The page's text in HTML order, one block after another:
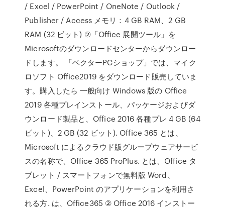
/ Excel / PowerPoint / OneNote / Outlook /
Publisher / Access メモリ：4 GB RAM、2 GB
RAM (32 ビット) ②「Office 展開ツール」を
Microsoftのダウンロードセンターからダウンロー
ドします。 「ベクターPCショップ」では、マイク
ロソフト Office2019 をダウンロード販売していま
す。購入したら 一般向け Windows 版の Office
2019 各種プレインストール、パッケージおよびダ
ウンロード製品と、Office 2016 各種プレ 4 GB (64
ビット)、2 GB (32 ビット). Office 365 とは、
Microsoft によるクラウド版グループウェアサービ
スの名称で、Office 365 ProPlus. とは、Office タ
ブレット / スマートフォンで無料版 Word、
Excel、PowerPoint のアプリケーションを利用さ
れる方. は、Office365 ② Office 2016 インストー